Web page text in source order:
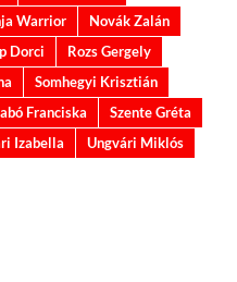
Warrior
Novák Zalán
Dorci
Rozs Gergely
Somhegyi Krisztián
Franciska
Szente Gréta
Izabella
Ungvári Miklós